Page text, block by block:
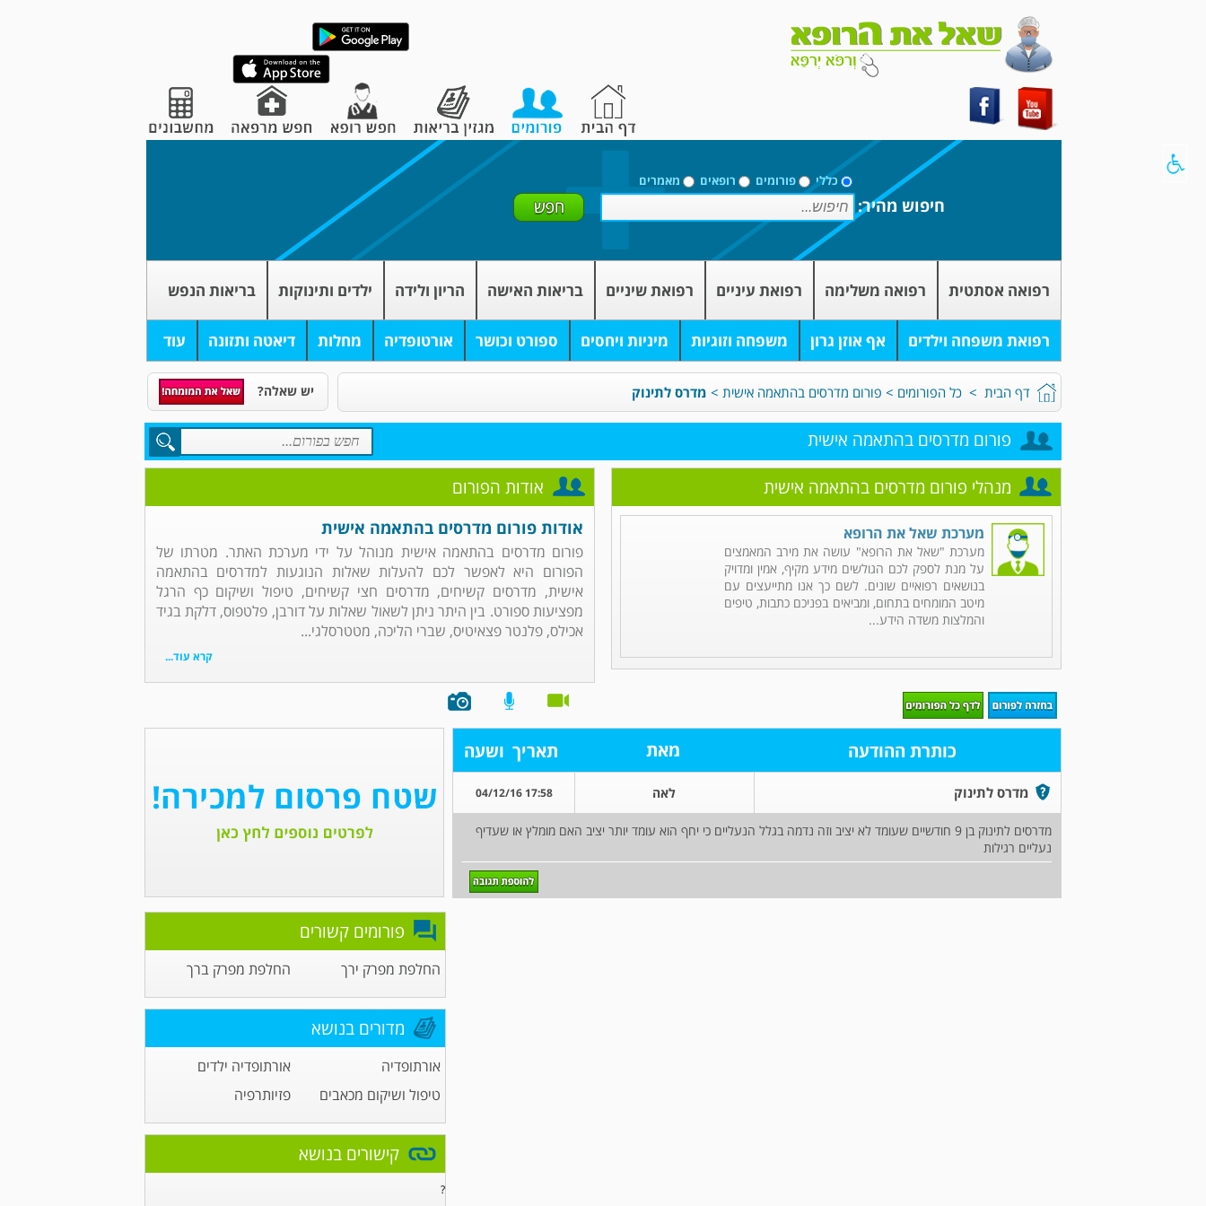
כללי פורומים רופאים מאמרים
חיפוש מהיר:
רפואה אסתטית רפואה משלימה רפואת עיניים רפואת שיניים בריאות האישה הריון ולידה ילדים ותינוקות בריאות הנפש
רפואת משפחה וילדים אף אוזן גרון משפחה וזוגיות מיניות ויחסים ספורט וכושר אורטופדיה מחלות דיאטה ותזונה עוד
דף הבית > כל הפורומים > פורום מדרסים בהתאמה אישית > מדרס לתינוק יש שאלה?
פורום מדרסים בהתאמה אישית
אודות הפורום
אודות פורום מדרסים בהתאמה אישית
פורום מדרסים בהתאמה אישית מנוהל על ידי מערכת האתר. מטרתו של
הפורום היא לאפשר לכם להעלות שאלות הנוגעות למדרסים בהתאמה
אישית, מדרסים קשיחים, מדרסים חצי קשיחים, טיפול ושיקום כף הרגל
מפציעות ספורט. בין היתר ניתן לשאול שאלות על דורבן, פלטפוס, דלקת בגיד
אכילס, פלנטר פצאיטיס, שברי הליכה, מטטרסלגי...
קרא עוד...
מנהלי פורום מדרסים בהתאמה אישית
מערכת שאל את הרופא
מערכת "שאל את הרופא" עושה את מירב המאמצים
על מנת לספק לכם הגולשים מידע מקיף, אמין ומדויק
בנושאים רפואיים שונים. לשם כך אנו מתייעצים עם
מיטב המומחים בתחום, ומביאים בפניכם כתבות, טיפים
והמלצות משדה הידע...
כותרת ההודעה מאת תאריך ושעה
מדרס לתינוק לאה 17:58 04/12/16
מדרסים לתינוק בן 9 חודשיים שעומד לא יציב וזה נדמה בגלל הנעליים כי יחף הוא עומד יותר יציב האם מומלץ או שעדיף
נעליים רגילות
פורומים קשורים
החלפת מפרק ירך החלפת מפרק ברך
מדורים בנושא
אורתופדיה
אורתופדיה ילדים
טיפול ושיקום מכאבים
פזיותרפיה
קישורים בנושא
?